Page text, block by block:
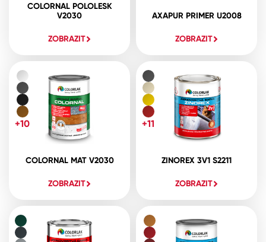
COLORNAL POLOLESK
V2030
ZOBRAZIT
AXAPUR PRIMER U2008
ZOBRAZIT
COLORNAL MAT V2030
ZOBRAZIT
+10
ZINOREX 3V1 S2211
ZOBRAZIT
+11